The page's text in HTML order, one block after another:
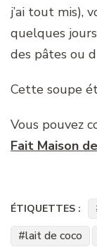
j’ai tout mis),
quelques
des pâtes ou
Cette soupe
Vous pouvez
Fait Maison
ÉTIQUETTES :
lait de coco